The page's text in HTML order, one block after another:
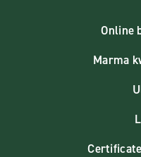
Online
Marma